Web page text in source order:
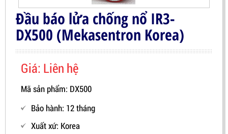
Đầu báo lửa chống nổ IR3-
DX500 (Mekasentron Korea)
Giá: Liên hệ
Mã sản phẩm: DX500
Bảo hành: 12 tháng
Xuất xứ: Korea